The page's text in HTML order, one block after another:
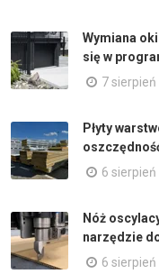
Wymiana
się w
7 sierpień
Płyty
6 sierpień
Nóż
narzędzie
6 sierpień